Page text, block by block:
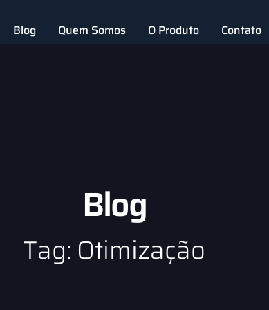
Blog Quem Somos O Produto Contato
Blog
Tag: Otimização